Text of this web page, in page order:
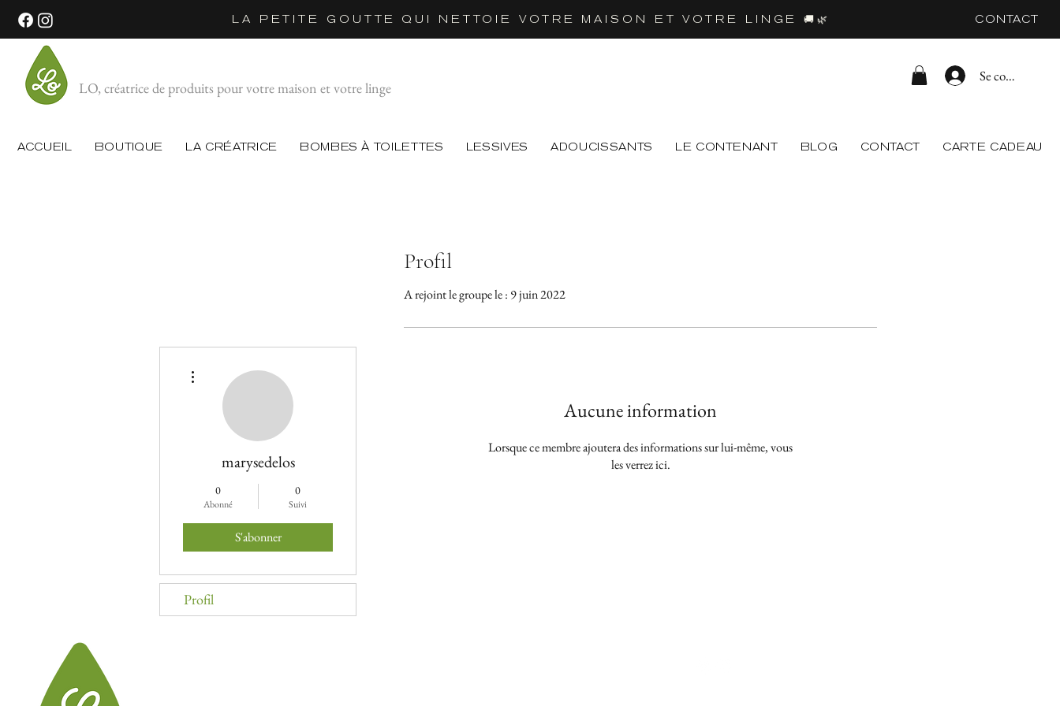
LA PETITE GOUTTE QUI NETTOIE VOTRE MAISON ET VOTRE LINGE 🚚🌿 CONTACT
LO, créatrice de produits pour votre maison et votre linge
Se connecter
ACCUEIL BOUTIQUE LA CRÉATRICE BOMBES À TOILETTES LESSIVES ADOUCISSANTS LE CONTENANT BLOG CONTACT CARTE CADEAU
Profil
A rejoint le groupe le : 9 juin 2022
Aucune information
Lorsque ce membre ajoutera des informations sur lui-même, vous
les verrez ici.
marysedelos
0
Abonné
0
Suivi
S'abonner
Profil